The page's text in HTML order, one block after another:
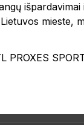
mieste,
PROXES